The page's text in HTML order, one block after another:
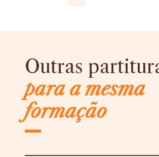
Outras
para a mesma
formação